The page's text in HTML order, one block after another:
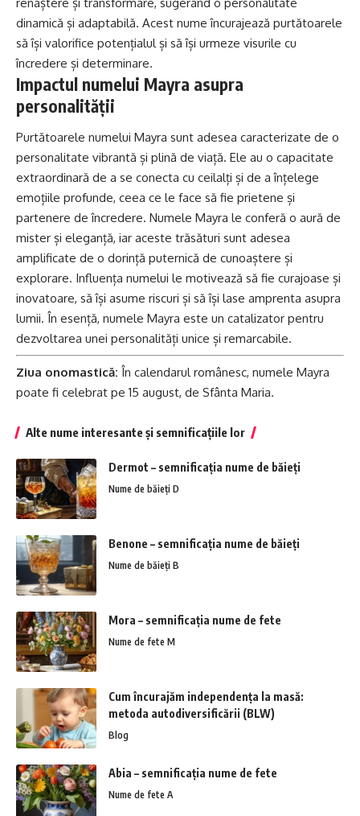
dinamică și adaptabilă. Acest nume încurajează purtătoarele
să își valorifice potențialul și să își urmeze visurile cu
încredere și determinare.
Impactul numelui Mayra asupra
personalității
Purtătoarele numelui Mayra sunt adesea caracterizate de o
personalitate vibrantă și plină de viață. Ele au o capacitate
extraordinară de a se conecta cu ceilalți și de a înțelege
emoțiile profunde, ceea ce le face să fie prietene și
partenere de încredere. Numele Mayra le conferă o aură de
mister și eleganță, iar aceste trăsături sunt adesea
amplificate de o dorință puternică de cunoaștere și
explorare. Influența numelui le motivează să fie curajoase și
inovatoare, să își asume riscuri și să își lase amprenta asupra
lumii. În esență, numele Mayra este un catalizator pentru
dezvoltarea unei personalități unice și remarcabile.
Ziua onomastică: În calendarul românesc, numele Mayra
poate fi celebrat pe 15 august, de Sfânta Maria.
Alte nume interesante și semnificațiile lor
Dermot – semnificația nume de băieți
Nume de băieți D
Benone – semnificația nume de băieți
Nume de băieți B
Mora – semnificația nume de fete
Nume de fete M
Cum încurajăm independența la masă:
metoda autodiversificării (BLW)
Blog
Abia – semnificația nume de fete
Nume de fete A